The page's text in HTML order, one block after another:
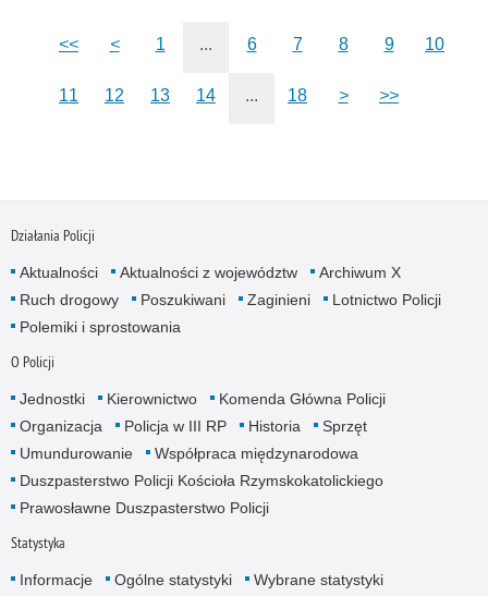
<< < 1 ... 6 7 8 9 10
11 12 13 14 ... 18 > >>
Działania Policji
Aktualności Aktualności z województw
Archiwum X
Ruch drogowy
Poszukiwani Zaginieni
Lotnictwo Policji
Polemiki i sprostowania
O Policji
Jednostki Kierownictwo
Komenda Główna Policji
Organizacja
Policja w III RP Historia
Sprzęt
Umundurowanie
Współpraca międzynarodowa
Duszpasterstwo Policji Kościoła Rzymskokatolickiego
Prawosławne Duszpasterstwo Policji
Statystyka
Informacje Ogólne statystyki
Wybrane statystyki